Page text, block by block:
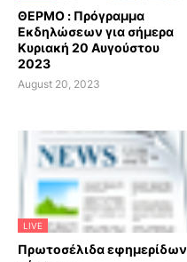
ΘΕΡΜΟ : Πρόγραμμα
Εκδηλώσεων για σήμερα
Κυριακή 20 Αυγούστου
2023
August 20, 2023
LIVE
Πρωτοσέλιδα εφημερίδων